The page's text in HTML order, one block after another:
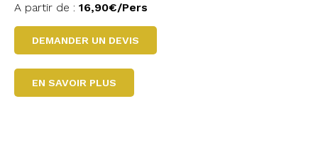
A partir de : 16,90€/Pers
DEMANDER UN DEVIS
EN SAVOIR PLUS